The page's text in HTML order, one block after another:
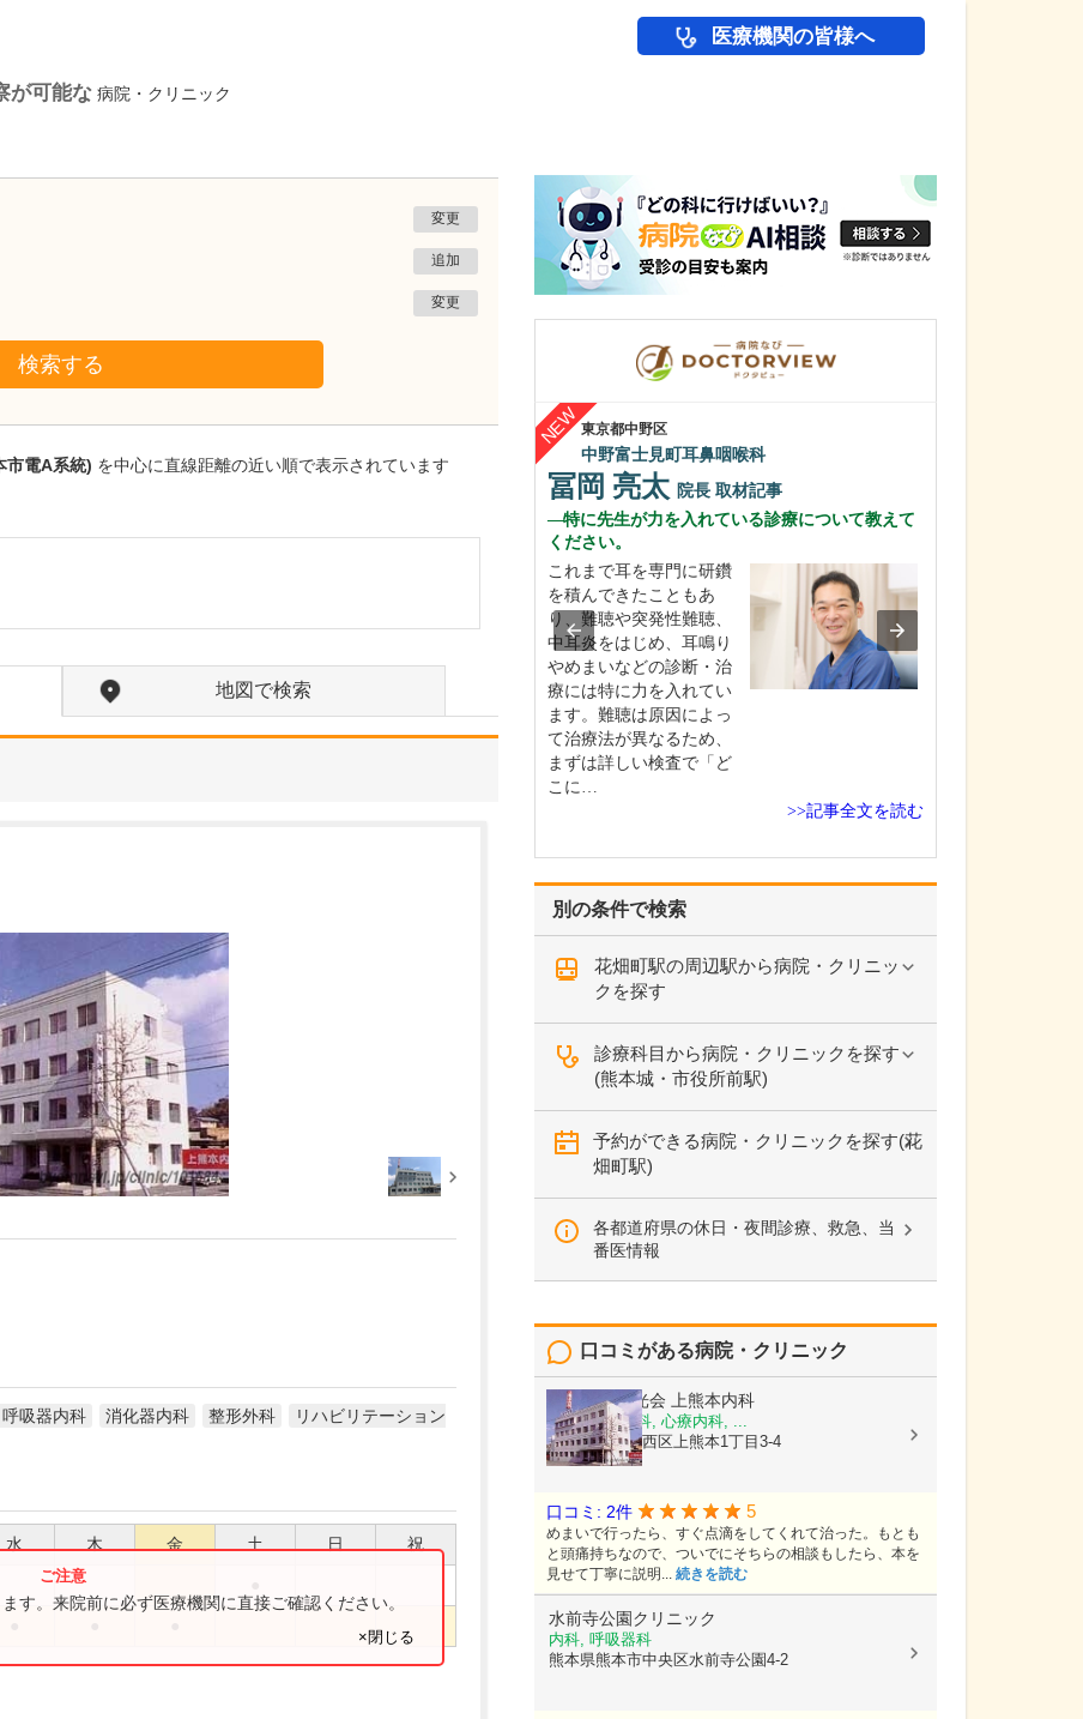
医療機関の皆様へ
が可能な 病院・クリニック
変更
追加
変更
検索する
市電A系統) を中心に直線距離の近い順で表示されています
地図で検索
呼吸器内科 消化器内科 整形外科
リハビリテーション
水 木 金 土 日 祝
す。来院前に必ず医療機関に直接ご確認ください。
×閉じる
別の条件で検索
花畑町駅の周辺駅から病院・クリニッ
クを探す
診療科目から病院・クリニックを探す
(熊本城・市役所前駅)
予約ができる病院・クリニックを探す(花
畑町駅)
各都道府県の休日・夜間診療、救急、当
番医情報
口コミがある病院・クリニック
医療法人陽光会 上熊本内科
内科, 神経内科, 心療内科, ...
熊本県熊本市西区上熊本1丁目3-4
口コミ: 2件 5
めまいで行ったら、すぐ点滴をしてくれて治った。もとも
と頭痛持ちなので、ついでにそちらの相談もしたら、本を
見せて丁寧に説明... 続きを読む
水前寺公園クリニック
内科, 呼吸器科
熊本県熊本市中央区水前寺公園4-2
熊本県熊本市南区
たかしお内科ハートクリニック
たのにはどのような理由があったのでしょうか?
ん。しかも、悪化と改善
を繰り返しながら病状は
だんだん悪くなっていき
ます。大学病院で後進の
東京都中野区
中野富士見町耳鼻咽喉科
冨岡 亮太 院長 取材記事
特に先生が力を入れている診療について教えて
ください。
これまで耳を専門に研鑽
を積んできたこともあ
り、難聴や突発性難聴、
中耳炎をはじめ、耳鳴り
やめまいなどの診断・治
療には特に力を入れてい
ます。難聴は原因によっ
て治療法が異なるため、
まずは詳しい検査で「ど
こに…
>>記事全文を読む